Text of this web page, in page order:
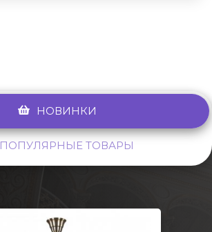
НОВИНКИ
ПОПУЛЯРНЫЕ ТОВАРЫ